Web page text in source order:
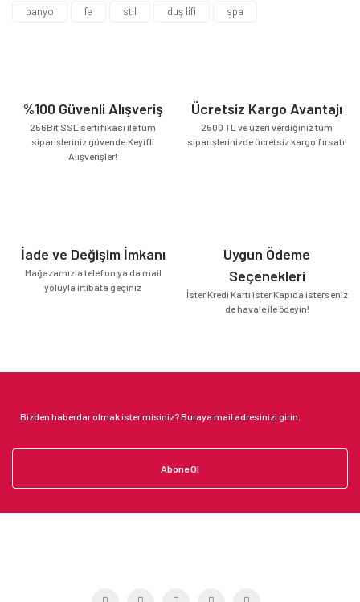
banyo
fe stil duş lifi spa
%100 Güvenli Alışveriş
256Bit SSL sertifikası ile tüm
siparişleriniz güvende.Keyifli
Alışverişler!
Ücretsiz Kargo Avantajı
2500 TL ve üzeri verdiğiniz tüm
siparişlerinizde ücretsiz kargo fırsatı!
İade ve Değişim İmkanı
Mağazamızla telefon ya da mail
yoluyla irtibata geçiniz
Uygun Ödeme
Seçenekleri
İster Kredi Kartı ister Kapıda isterseniz
de havale ile ödeyin!
Abone Ol